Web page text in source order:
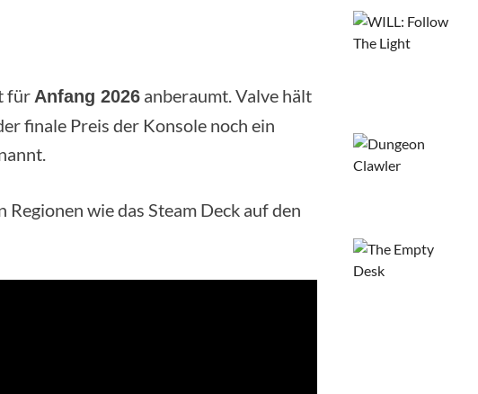
für Anfang 2026 anberaumt. Valve hält
finale Preis der Konsole noch ein
wie das Steam Deck auf den